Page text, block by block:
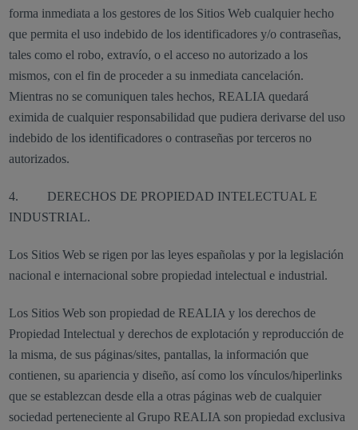
forma inmediata a los gestores de los Sitios Web cualquier hecho
que permita el uso indebido de los identificadores y/o contraseñas,
tales como el robo, extravío, o el acceso no autorizado a los
mismos, con el fin de proceder a su inmediata cancelación.
Mientras no se comuniquen tales hechos, REALIA quedará
eximida de cualquier responsabilidad que pudiera derivarse del uso
indebido de los identificadores o contraseñas por terceros no
autorizados.
4. DERECHOS DE PROPIEDAD INTELECTUAL E
INDUSTRIAL.
Los Sitios Web se rigen por las leyes españolas y por la legislación
nacional e internacional sobre propiedad intelectual e industrial.
Los Sitios Web son propiedad de REALIA y los derechos de
Propiedad Intelectual y derechos de explotación y reproducción de
la misma, de sus páginas/sites, pantallas, la información que
contienen, su apariencia y diseño, así como los vínculos/hiperlinks
que se establezcan desde ella a otras páginas web de cualquier
sociedad perteneciente al Grupo REALIA son propiedad exclusiva